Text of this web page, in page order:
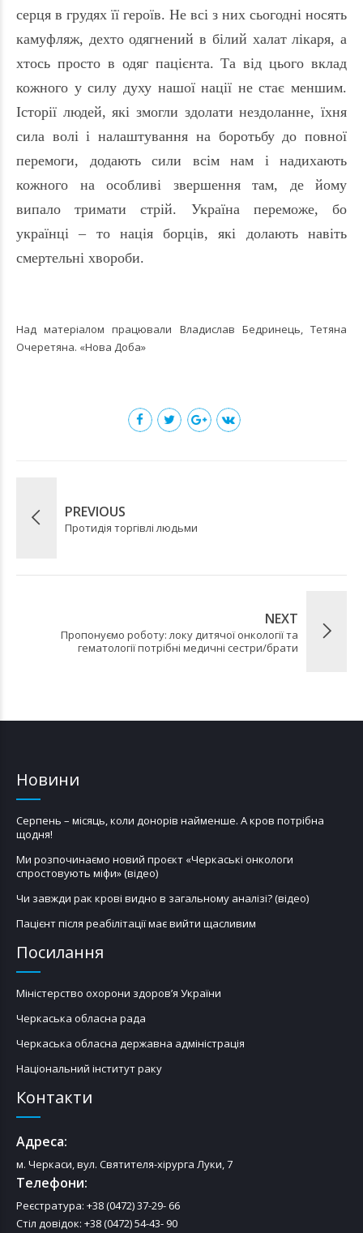
серця в грудях її героїв. Не всі з них сьогодні носять
камуфляж, дехто одягнений в білий халат лікаря, а
хтось просто в одяг пацієнта. Та від цього вклад
кожного у силу духу нашої нації не стає меншим.
Історії людей, які змогли здолати нездоланне, їхня
сила волі і налаштування на боротьбу до повної
перемоги, додають сили всім нам і надихають
кожного на особливі звершення там, де йому
випало тримати стрій. Україна переможе, бо
українці – то нація борців, які долають навіть
смертельні хвороби.
Над матеріалом працювали Владислав Бедринець, Тетяна
Очеретяна. «Нова Доба»
PREVIOUS
Протидія торгівлі людьми
NEXT
Пропонуємо роботу: локу дитячої онкології та
гематології потрібні медичні сестри/брати
Новини
Серпень – місяць, коли донорів найменше. А кров потрібна
щодня!
Ми розпочинаємо новий проєкт «Черкаські онкологи
спростовують міфи» (відео)
Чи завжди рак крові видно в загальному аналізі? (відео)
Пацієнт після реабілітації має вийти щасливим
Посилання
Міністерство охорони здоров’я України
Черкаська обласна рада
Черкаська обласна державна адміністрація
Національний інститут раку
Контакти
Адреса:
м. Черкаси, вул. Святителя-хірурга Луки, 7
Телефони:
Реєстратура: +38 (0472) 37-29- 66
Стіл довідок: +38 (0472) 54-43- 90